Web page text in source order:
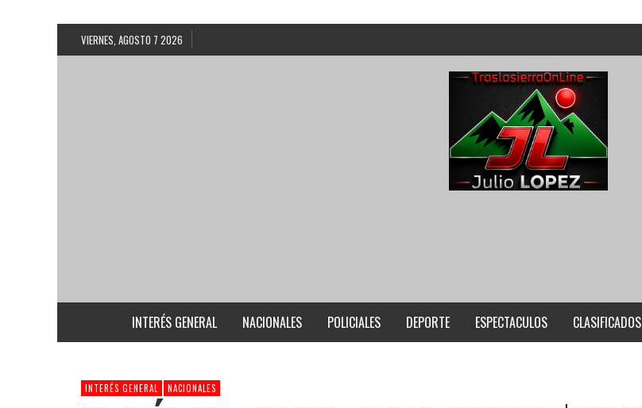
VIERNES, AGOSTO 7 2026
INTERÉS GENERAL NACIONALES POLICIALES DEPORTE ESPECTACULOS CLASIFICADOS
INTERÉS GENERAL NACIONALES